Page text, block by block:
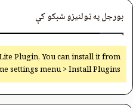
بورجل په ټولنیزو شبکو کې
Plugin, You can install it from
settings menu > Install Plugins.